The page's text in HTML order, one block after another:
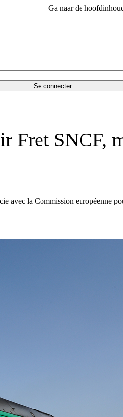
Ga naar de
Se connecter
Fret SNCF,
avec la Commission européenne